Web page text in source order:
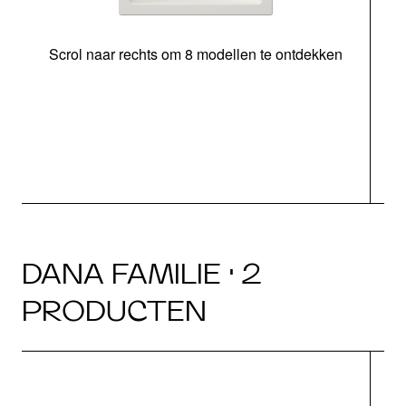
Scrol naar rechts om 8 modellen te ontdekken
DANA FAMILIE · 2
PRODUCTEN